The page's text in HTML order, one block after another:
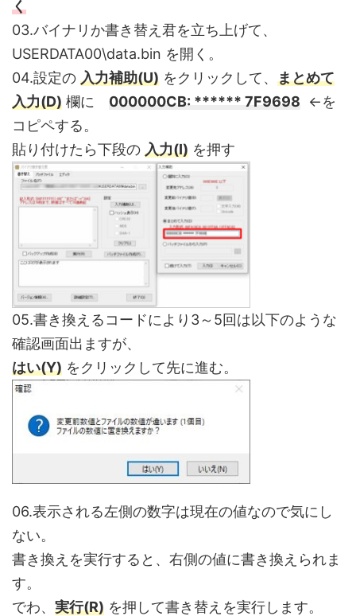
く
03.バイナリか書き替え君を立ち上げて、
USERDATA00\data.bin を開く。
04.設定の 入力補助(U) をクリックして、 まとめて
入力(D) 欄に 000000CB: ****** 7F9698 ←を
コピペする。
貼り付けたら下段の 入力(I) を押す
05.書き換えるコードにより3～5回は以下のような
確認画面出ますが、
はい(Y) をクリックして先に進む。
06.表示される左側の数字は現在の値なので気にし
ない。
書き換えを実行すると、右側の値に書き換えられま
す。
でわ、 実行(R) を押して書き替えを実行します。